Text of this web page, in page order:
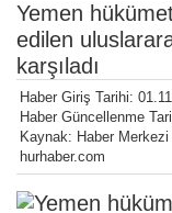
Yemen
edilen
karşıladı
Haber Giriş Tarihi:
Haber Güncellenme
Kaynak: Haber Merkezi
hurhaber.com